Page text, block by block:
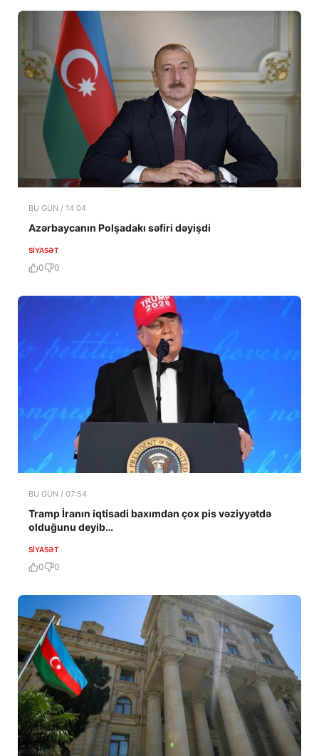
BU GÜN / 14:04
Azərbaycanın Polşadakı səfiri dəyişdi
SIYASƏT
0 0
BU GÜN / 07:54
Tramp İranın iqtisadi baxımdan çox pis vəziyyətdə
olduğunu deyib…
SIYASƏT
0 0